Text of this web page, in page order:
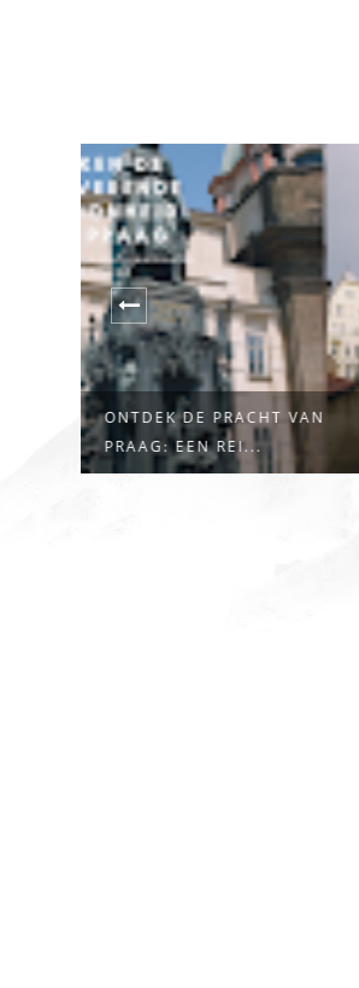
DE BESTE ACCOMMODATIES
IN PRAAG: WA...